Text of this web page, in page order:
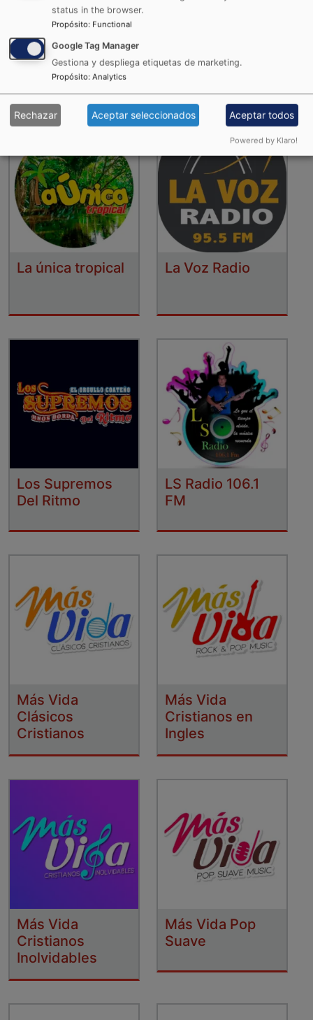
La Karibeña
La única tropical La Voz Radio
Los Supremos
Del Ritmo
LS Radio 106.1
FM
Más Vida
Clásicos
Cristianos
Más Vida
Cristianos en
Ingles
Más Vida
Cristianos
Inolvidables
Más Vida Pop
Suave
status in the browser.
Propósito: Functional
Google Tag Manager
Gestiona y despliega etiquetas de marketing.
Propósito: Analytics
Rechazar Aceptar seleccionados Aceptar todos
Powered by Klaro!